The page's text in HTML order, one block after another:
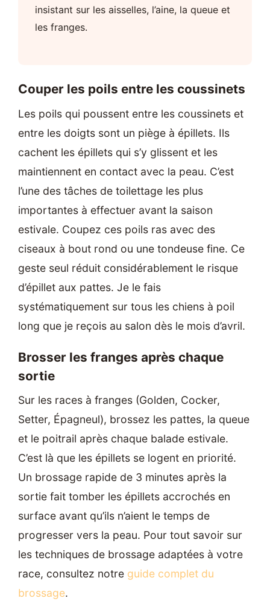
insistant sur les aisselles, l’aine, la queue et
les franges.
Couper les poils entre les coussinets
Les poils qui poussent entre les coussinets et
entre les doigts sont un piège à épillets. Ils
cachent les épillets qui s’y glissent et les
maintiennent en contact avec la peau. C’est
l’une des tâches de toilettage les plus
importantes à effectuer avant la saison
estivale. Coupez ces poils ras avec des
ciseaux à bout rond ou une tondeuse fine. Ce
geste seul réduit considérablement le risque
d’épillet aux pattes. Je le fais
systématiquement sur tous les chiens à poil
long que je reçois au salon dès le mois d’avril.
Brosser les franges après chaque
sortie
Sur les races à franges (Golden, Cocker,
Setter, Épagneul), brossez les pattes, la queue
et le poitrail après chaque balade estivale.
C’est là que les épillets se logent en priorité.
Un brossage rapide de 3 minutes après la
sortie fait tomber les épillets accrochés en
surface avant qu’ils n’aient le temps de
progresser vers la peau. Pour tout savoir sur
les techniques de brossage adaptées à votre
race, consultez notre guide complet du
brossage.